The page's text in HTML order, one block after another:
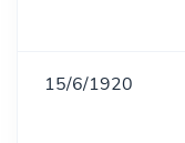
15/6/1920